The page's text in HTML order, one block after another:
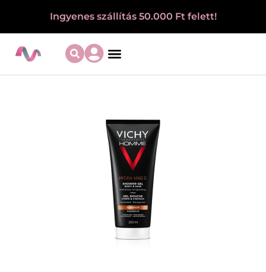
Ingyenes szállítás 50.000 Ft felett!